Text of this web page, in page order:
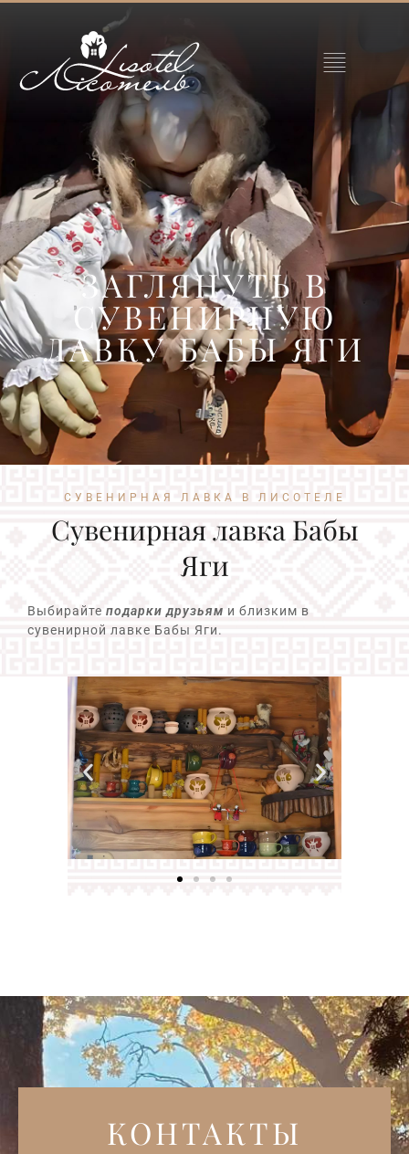
ЗАГЛЯНУТЬ В
СУВЕНИРНУЮ
ЛАВКУ БАБЫ ЯГИ
СУВЕНИРНАЯ ЛАВКА В ЛИСОТЕЛЕ
Сувенирная лавка Бабы
Яги
Выбирайте подарки друзьям и близким в
сувенирной лавке Бабы Яги.
КОНТАКТЫ